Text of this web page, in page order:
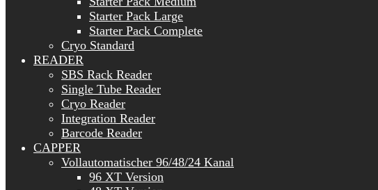
Starter Pack Large
Starter Pack Complete
Cryo Standard
READER
SBS Rack Reader
Single Tube Reader
Cryo Reader
Integration Reader
Barcode Reader
CAPPER
Vollautomatischer 96/48/24 Kanal
96 XT Version